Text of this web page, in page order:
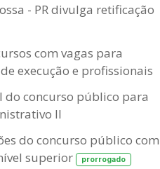
- PR divulga retificação
com vagas para
execução e profissionais
do concurso público para
II
do concurso público com
superior
prorrogado